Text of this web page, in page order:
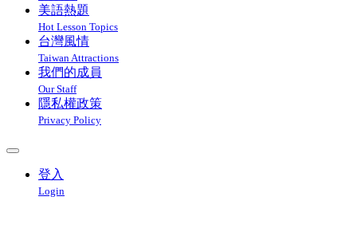
美語熱題
Hot Lesson Topics
台灣風情
Taiwan Attractions
我們的成員
Our Staff
隱私權政策
Privacy Policy
登入
Login